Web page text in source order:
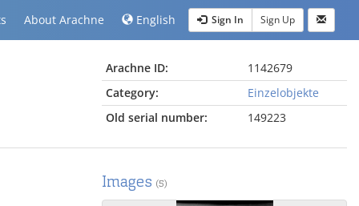
About Arachne English Sign In Sign Up
Arachne ID:
1142679
Category:
Einzelobjekte
Old serial number:
149223
Images (5)